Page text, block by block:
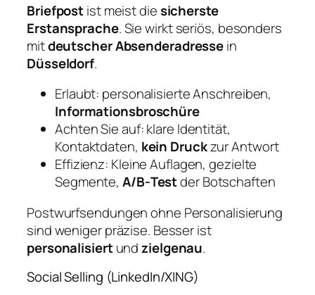
Briefpostist meist diesicherste
Erstansprache. Sie wirkt seriös, besonders
mitdeutscher Absenderadressein
Düsseldorf.
Erlaubt: personalisierte Anschreiben,
Informationsbroschüre
Achten Sie auf: klare Identität,
Kontaktdaten, kein Druckzur Antwort
Effizienz: Kleine Auflagen, gezielte
Segmente,A/B‑Testder Botschaften
Postwurfsendungen ohne Personalisierung
sind weniger präzise. Besser ist
personalisiertundzielgenau.
Social Selling (LinkedIn/XING)